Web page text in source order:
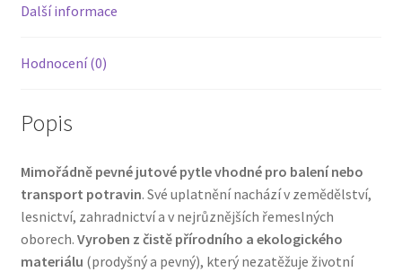
Další informace
Hodnocení (0)
Popis
Mimořádně pevné jutové pytle vhodné pro balení nebo
transport potravin. Své uplatnění nachází v zemědělství,
lesnictví, zahradnictví a v nejrůznějších řemeslných
oborech. Vyroben z čistě přírodního a ekologického
materiálu (prodyšný a pevný), který nezatěžuje životní